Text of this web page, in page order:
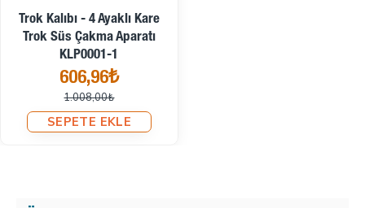
İndirimde
Trok Kalıbı - 4 Ayaklı Kare
Trok Süs Çakma Aparatı
KLP0001-1
606,96₺
1.008,00₺
SEPETE EKLE